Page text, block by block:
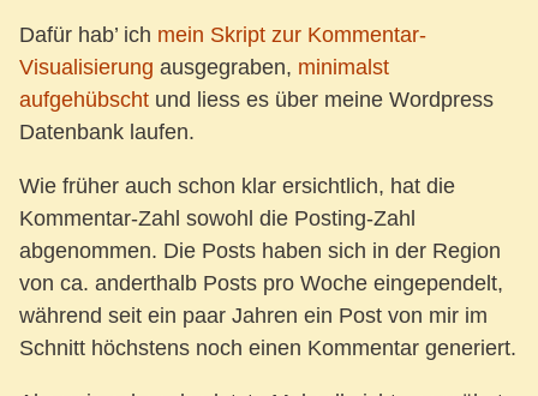
Dafür hab’ ich mein Skript zur Kommentar-
Visualisierung ausgegraben, minimalst
aufgehübscht und liess es über meine Wordpress
Datenbank laufen.
Wie früher auch schon klar ersichtlich, hat die
Kommentar-Zahl sowohl die Posting-Zahl
abgenommen. Die Posts haben sich in der Region
von ca. anderthalb Posts pro Woche eingependelt,
während seit ein paar Jahren ein Post von mir im
Schnitt höchstens noch einen Kommentar generiert.